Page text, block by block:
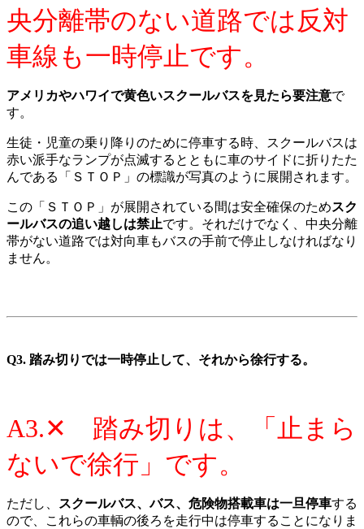
央分離帯のない道路では反対
車線も一時停止です。
アメリカやハワイで黄色いスクールバスを見たら要注意で
す。
生徒・児童の乗り降りのために停車する時、スクールバスは
赤い派手なランプが点滅するとともに車のサイドに折りたた
んである「ＳＴＯＰ」の標識が写真のように展開されます。
この「ＳＴＯＰ」が展開されている間は安全確保のためスク
ールバスの追い越しは禁止です。それだけでなく、中央分離
帯がない道路では対向車もバスの手前で停止しなければなり
ません。
Q3. 踏み切りでは一時停止して、それから徐行する。
A3.✕ 踏み切りは、「止まら
ないで徐行」です。
ただし、 スクールバス、バス、危険物搭載車は一旦停車する
ので、これらの車輌の後ろを走行中は停車することになりま